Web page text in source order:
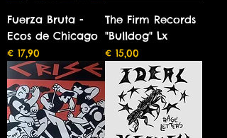
Fuerza Bruta -
Ecos de Chicago
Preço
€ 17,90
The Firm Records
"Bulldog" Lx
Preço
€ 15,00